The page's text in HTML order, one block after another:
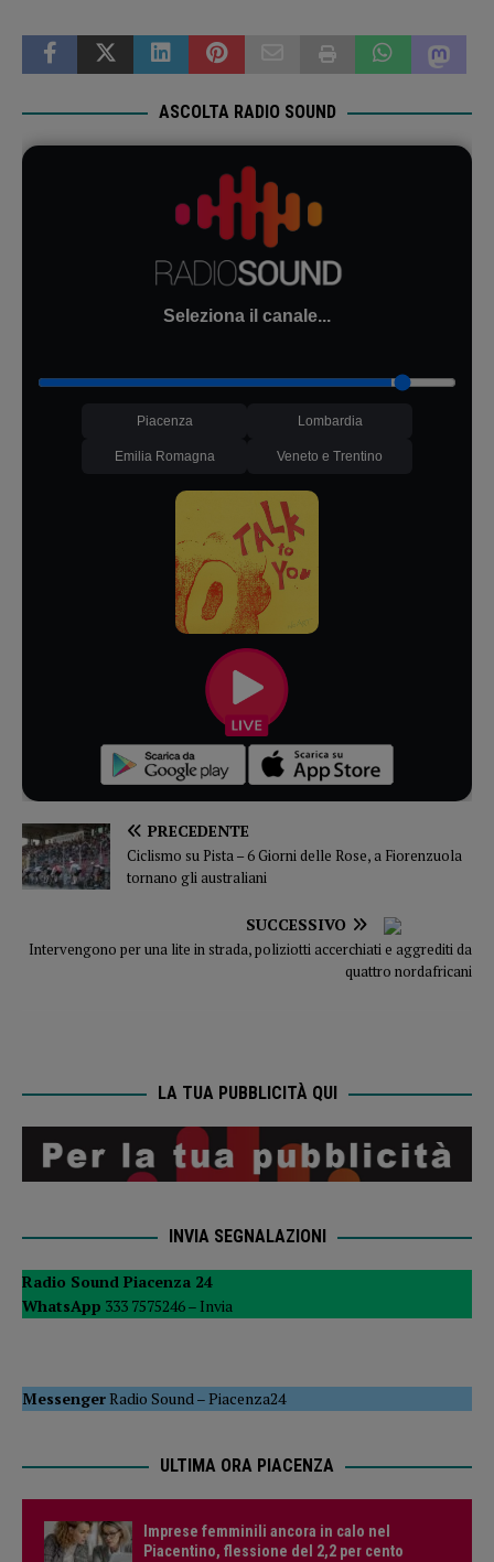
ASCOLTA RADIO SOUND
Seleziona il canale...
Piacenza Lombardia
Emilia Romagna Veneto e Trentino
PRECEDENTE
Ciclismo su Pista – 6 Giorni delle Rose, a Fiorenzuola
tornano gli australiani
SUCCESSIVO
Intervengono per una lite in strada, poliziotti accerchiati e aggrediti da
quattro nordafricani
LA TUA PUBBLICITÀ QUI
INVIA SEGNALAZIONI
Radio Sound Piacenza 24
WhatsApp 333 7575246 – Invia
MessengerRadio Sound–Piacenza24
ULTIMA ORA PIACENZA
Imprese femminili ancora in calo nel
Piacentino, flessione del 2,2 per cento